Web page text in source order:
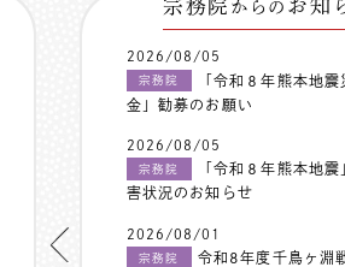
宗務院 からの お知
2026/08/05
宗務院
「令和８年熊本地
金」勧募のお願い
2026/08/05
宗務院
「令和８年熊本地
害状況のお知らせ
2026/08/01
宗務院
令和8年度千鳥ヶ淵